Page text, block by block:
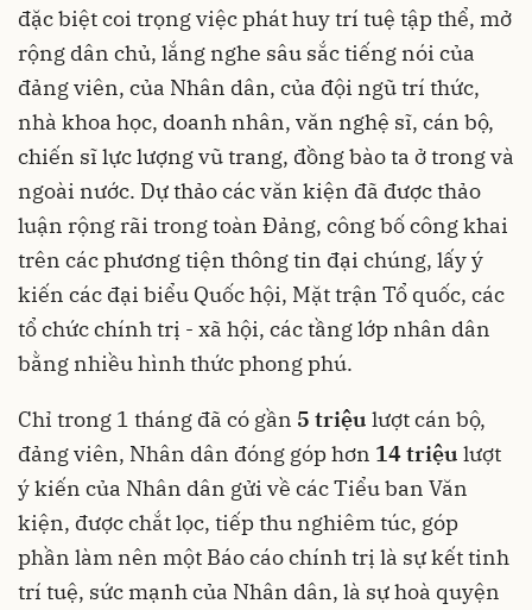
đặc biệt coi trọng việc phát huy trí tuệ tập thể, mở
rộng dân chủ, lắng nghe sâu sắc tiếng nói của
đảng viên, của Nhân dân, của đội ngũ trí thức,
nhà khoa học, doanh nhân, văn nghệ sĩ, cán bộ,
chiến sĩ lực lượng vũ trang, đồng bào ta ở trong và
ngoài nước. Dự thảo các văn kiện đã được thảo
luận rộng rãi trong toàn Đảng, công bố công khai
trên các phương tiện thông tin đại chúng, lấy ý
kiến các đại biểu Quốc hội, Mặt trận Tổ quốc, các
tổ chức chính trị - xã hội, các tầng lớp nhân dân
bằng nhiều hình thức phong phú.
Chỉ trong 1 tháng đã có gần 5 triệu lượt cán bộ,
đảng viên, Nhân dân đóng góp hơn 14 triệu lượt
ý kiến của Nhân dân gửi về các Tiểu ban Văn
kiện, được chắt lọc, tiếp thu nghiêm túc, góp
phần làm nên một Báo cáo chính trị là sự kết tinh
trí tuệ, sức mạnh của Nhân dân, là sự hoà quyện